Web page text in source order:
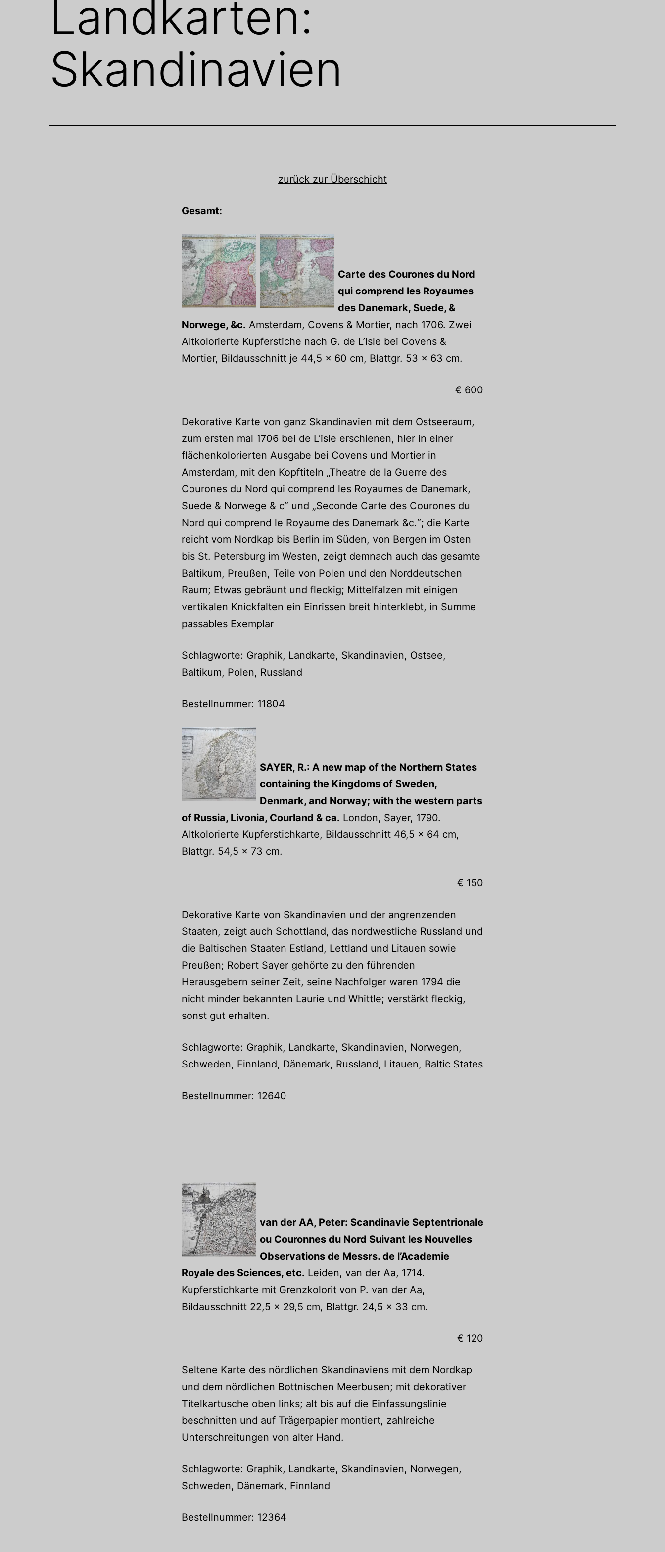
Landkarten:
Skandinavien
zurück zur Überschicht
Gesamt:
Carte des Courones du Nord
qui comprend les Royaumes
des Danemark, Suede, &
Norwege, &c. Amsterdam, Covens & Mortier, nach 1706. Zwei
Altkolorierte Kupferstiche nach G. de L’Isle bei Covens &
Mortier, Bildausschnitt je 44,5 x 60 cm, Blattgr. 53 x 63 cm.
€ 600
Dekorative Karte von ganz Skandinavien mit dem Ostseeraum,
zum ersten mal 1706 bei de L’isle erschienen, hier in einer
flächenkolorierten Ausgabe bei Covens und Mortier in
Amsterdam, mit den Kopftiteln „Theatre de la Guerre des
Courones du Nord qui comprend les Royaumes de Danemark,
Suede & Norwege & c“ und „Seconde Carte des Courones du
Nord qui comprend le Royaume des Danemark &c.“; die Karte
reicht vom Nordkap bis Berlin im Süden, von Bergen im Osten
bis St. Petersburg im Westen, zeigt demnach auch das gesamte
Baltikum, Preußen, Teile von Polen und den Norddeutschen
Raum; Etwas gebräunt und fleckig; Mittelfalzen mit einigen
vertikalen Knickfalten ein Einrissen breit hinterklebt, in Summe
passables Exemplar
Schlagworte: Graphik, Landkarte, Skandinavien, Ostsee,
Baltikum, Polen, Russland
Bestellnummer: 11804
SAYER, R.: A new map of the Northern States
containing the Kingdoms of Sweden,
Denmark, and Norway; with the western parts
of Russia, Livonia, Courland & ca. London, Sayer, 1790.
Altkolorierte Kupferstichkarte, Bildausschnitt 46,5 x 64 cm,
Blattgr. 54,5 x 73 cm.
€ 150
Dekorative Karte von Skandinavien und der angrenzenden
Staaten, zeigt auch Schottland, das nordwestliche Russland und
die Baltischen Staaten Estland, Lettland und Litauen sowie
Preußen; Robert Sayer gehörte zu den führenden
Herausgebern seiner Zeit, seine Nachfolger waren 1794 die
nicht minder bekannten Laurie und Whittle; verstärkt fleckig,
sonst gut erhalten.
Schlagworte: Graphik, Landkarte, Skandinavien, Norwegen,
Schweden, Finnland, Dänemark, Russland, Litauen, Baltic States
Bestellnummer: 12640
van der AA, Peter: Scandinavie Septentrionale
ou Couronnes du Nord Suivant les Nouvelles
Observations de Messrs. de l’Academie
Royale des Sciences, etc. Leiden, van der Aa, 1714.
Kupferstichkarte mit Grenzkolorit von P. van der Aa,
Bildausschnitt 22,5 x 29,5 cm, Blattgr. 24,5 x 33 cm.
€ 120
Seltene Karte des nördlichen Skandinaviens mit dem Nordkap
und dem nördlichen Bottnischen Meerbusen; mit dekorativer
Titelkartusche oben links; alt bis auf die Einfassungslinie
beschnitten und auf Trägerpapier montiert, zahlreiche
Unterschreitungen von alter Hand.
Schlagworte: Graphik, Landkarte, Skandinavien, Norwegen,
Schweden, Dänemark, Finnland
Bestellnummer: 12364